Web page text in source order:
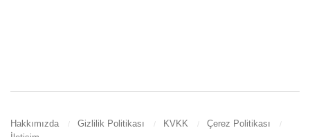
Hakkımızda Gizlilik Politikası KVKK
Çerez Politikası